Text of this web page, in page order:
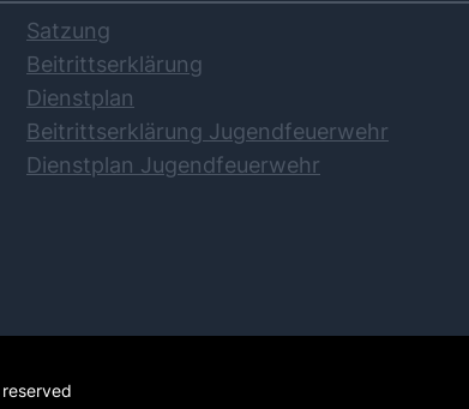
Satzung
Beitrittserklärung
Dienstplan
Beitrittserklärung Jugendfeuerwehr
Dienstplan Jugendfeuerwehr
reserved